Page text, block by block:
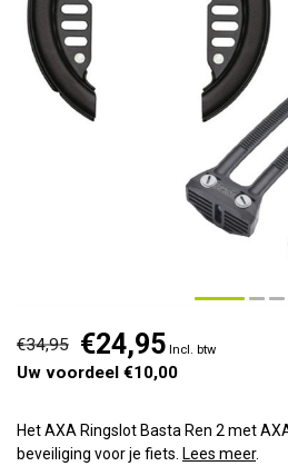
€34,95 €24,95 Incl. btw
Uw voordeel €10,00
Het AXA Ringslot Basta Ren 2 met
beveiliging voor je fiets. Lees meer.